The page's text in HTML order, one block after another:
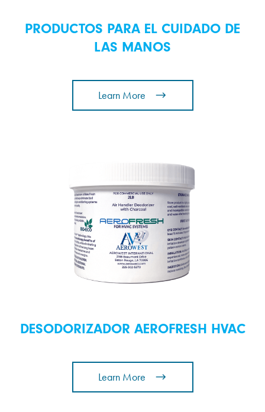
PRODUCTOS PARA EL CUIDADO DE
LAS MANOS
Learn More
DESODORIZADOR AEROFRESH HVAC
Learn More